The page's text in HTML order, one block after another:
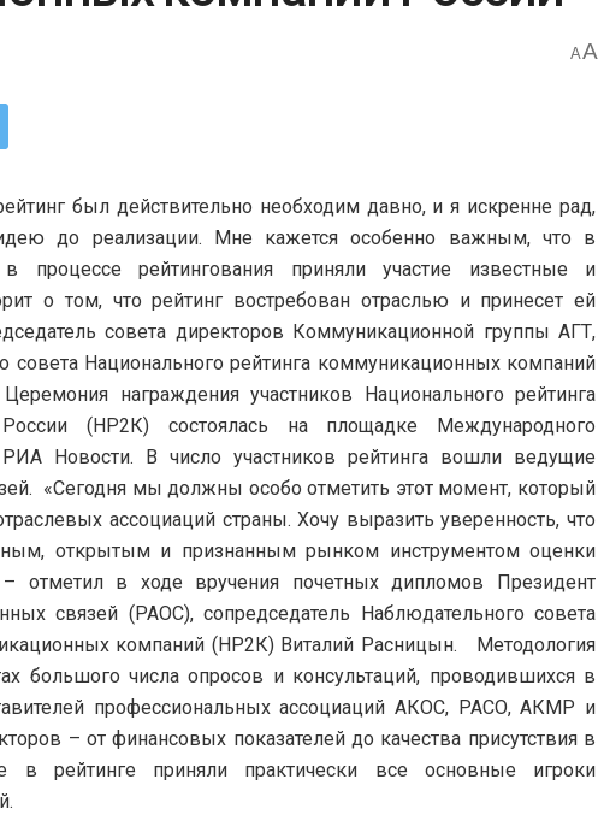
AA
был действительно необходим давно, и я искренне рад,
до реализации. Мне кажется особенно важным, что в
процессе рейтингования приняли участие известные и
о том, что рейтинг востребован отраслью и принесет ей
совета директоров Коммуникационной группы АГТ,
совета Национального рейтинга коммуникационных компаний
награждения участников Национального рейтинга
(НР2К) состоялась на площадке Международного
РИА Новости. В число участников рейтинга вошли ведущие
«Сегодня мы должны особо отметить этот момент, который
ассоциаций страны. Хочу выразить уверенность, что
открытым и признанным рынком инструментом оценки
отметил в ходе вручения почетных дипломов Президент
связей (РАОС), сопредседатель Наблюдательного совета
компаний (НР2К) Виталий Расницын. Методология
большого числа опросов и консультаций, проводившихся в
профессиональных ассоциаций АКОС, РАСО, АКМР и
– от финансовых показателей до качества присутствия в
в рейтинге приняли практически все основные игроки